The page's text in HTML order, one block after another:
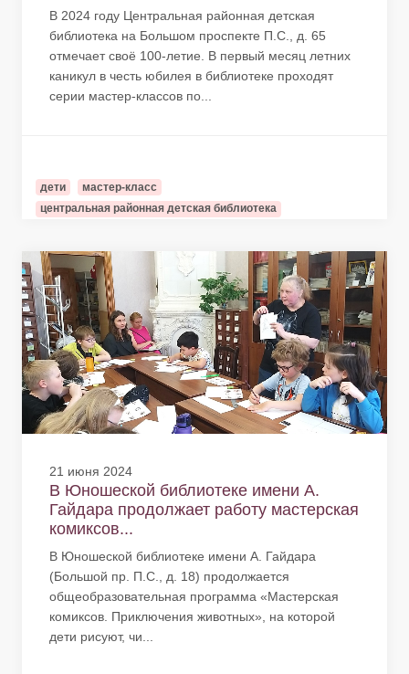
В 2024 году Центральная районная детская
библиотека на Большом проспекте П.С., д. 65
отмечает своё 100-летие. В первый месяц летних
каникул в честь юбилея в библиотеке проходят
серии мастер-классов по...
дети
мастер-класс
центральная районная детская библиотека
21 июня 2024
В Юношеской библиотеке имени А.
Гайдара продолжает работу мастерская
комиксов...
В Юношеской библиотеке имени А. Гайдара
(Большой пр. П.С., д. 18) продолжается
общеобразовательная программа «Мастерская
комиксов. Приключения животных», на которой
дети рисуют, чи...